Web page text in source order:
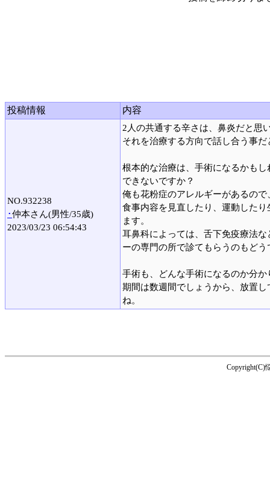
投稿情報 内容
NO.932238
･仲本さん(男性/35歳)
2023/03/23 06:54:43
2人の共通する辛さは、鼻炎だと思
それを治療する方向で話し合う事だ
根本的な治療は、手術になるかも
できないですか？
俺も花粉症のアレルギーがあるの
食事内容を見直したり、運動した
ます。
耳鼻科によっては、舌下免疫療法
ーの専門の所で診てもらうのもどう
手術も、どんな手術になるのか分
期間は数週間でしょうから、放置
ね。
Copyright(C)